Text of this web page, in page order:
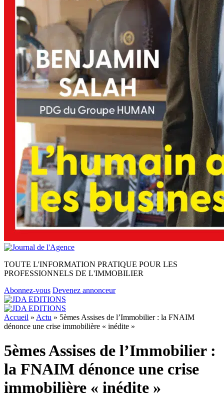
TOUTE L'INFORMATION PRATIQUE POUR LES
PROFESSIONNELS DE L'IMMOBILIER
Abonnez-vous Devenez annonceur
Accueil » Actu » 5èmes Assises de l’Immobilier : la FNAIM
dénonce une crise immobilière « inédite »
5èmes Assises de l’Immobilier :
la FNAIM dénonce une crise
immobilière « inédite »